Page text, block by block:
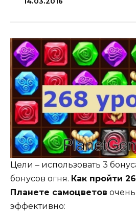
Цели – использовать 3
бонусов огня. Как пройти
Планете самоцветов
эффективно: